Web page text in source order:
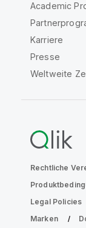
Academic
Karriere
Presse
Weltweite
Rechtliche
Legal Policies
Marken